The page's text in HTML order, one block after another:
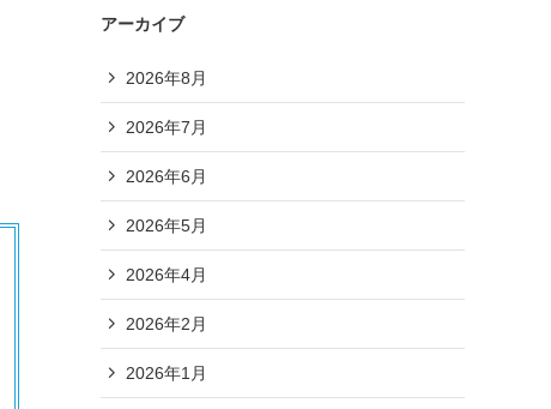
アーカイブ
2026年8月
2026年7月
2026年6月
2026年5月
2026年4月
2026年2月
2026年1月